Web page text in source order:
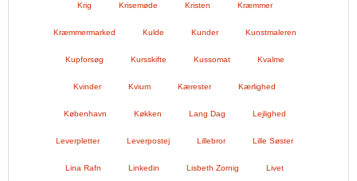
Krig Krisemøde Kristen Kræmmer
Kræmmermarked Kulde Kunder Kunstmaleren
Kupforsøg Kursskifte Kussomat Kvalme
Kvinder Kvium Kærester Kærlighed
København Køkken Lang Dag Lejlighed
Leverpletter Leverpostej Lillebror Lille Søster
Lina Rafn Linkedin Lisbeth Zornig Livet